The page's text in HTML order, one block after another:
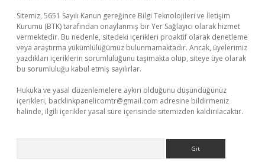
Sitemiz, 5651 Sayılı Kanun gereğince Bilgi Teknolojileri ve İletişim
Kurumu (BTK) tarafından onaylanmış bir Yer Sağlayıcı olarak hizmet
vermektedir. Bu nedenle, sitedeki içerikleri proaktif olarak denetleme
veya araştırma yükümlülüğümüz bulunmamaktadır. Ancak, üyelerimiz
yazdıkları içeriklerin sorumluluğunu taşımakta olup, siteye üye olarak
bu sorumluluğu kabul etmiş sayılırlar.
Hukuka ve yasal düzenlemelere aykırı olduğunu düşündüğünüz
içerikleri, backlinkpanelicomtr@gmail.com adresine bildirmeniz
halinde, ilgili içerikler yasal süre içerisinde sitemizden kaldırılacaktır.